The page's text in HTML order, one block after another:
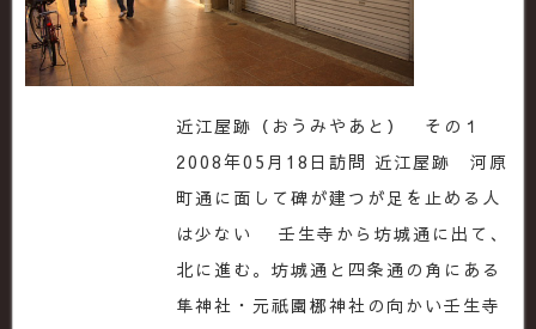
近江屋跡（おうみやあと） その１
2008年05月18日訪問 近江屋跡 河原
町通に面して碑が建つが足を止める人
は少ない 壬生寺から坊城通に出て、
北に進む。坊城通と四条通の角にある
隼神社・元祇園梛神社の向かい壬生寺